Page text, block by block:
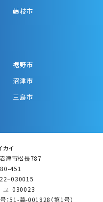
藤枝市
裾野市
沼津市
三島市
カイ
津市松長787
451
22−030015
ユ–030023
51-募-001828（第1号）